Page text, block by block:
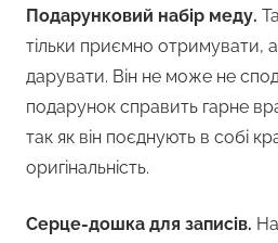
Подарунковий набір меду.
тільки приємно отримувати,
дарувати. Він не може не
подарунок справить гарне
так як він поєднують в собі
оригінальність.
Серце-дошка для записів.